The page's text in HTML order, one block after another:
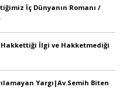
İç Dünyanın Romanı /
Hakkettiği İlgi ve Hakketmediği
Yargı|Av.Semih Biten